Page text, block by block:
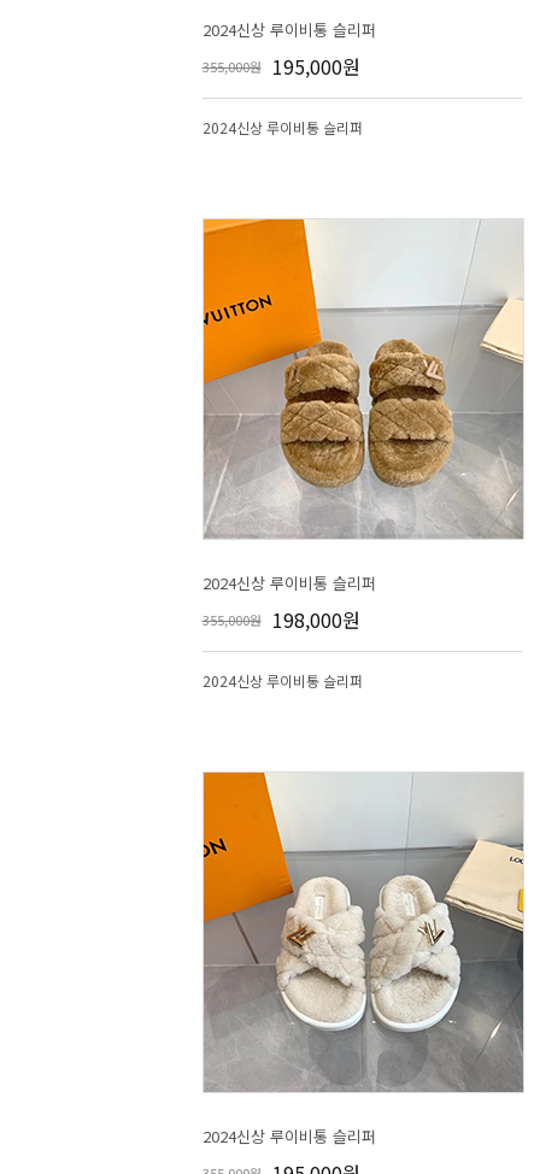
2024신상 루이비통 슬리퍼
355,000원 195,000원
2024신상 루이비통 슬리퍼
2024신상 루이비통 슬리퍼
355,000원 198,000원
2024신상 루이비통 슬리퍼
2024신상 루이비통 슬리퍼